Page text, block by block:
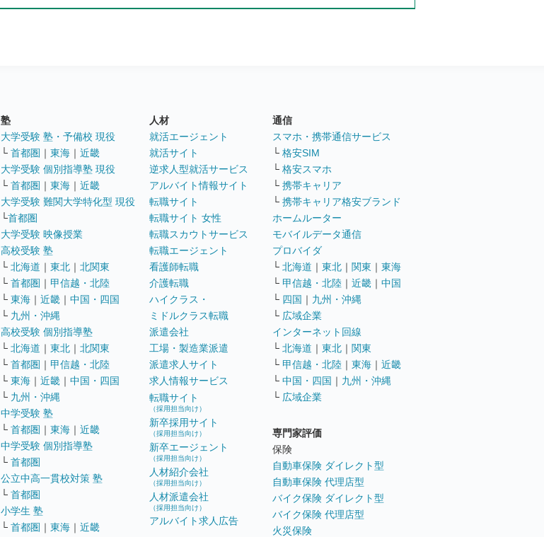
塾
大学受験 塾・予備校 現役
└ 首都圏 ｜ 東海 ｜ 近畿
大学受験 個別指導塾 現役
└ 首都圏 ｜ 東海 ｜ 近畿
大学受験 難関大学特化型 現役
└首都圏
大学受験 映像授業
高校受験 塾
└ 北海道 ｜ 東北 ｜ 北関東
└ 首都圏 ｜ 甲信越・北陸
└ 東海 ｜ 近畿 ｜ 中国・四国
└ 九州・沖縄
高校受験 個別指導塾
└ 北海道 ｜ 東北 ｜ 北関東
└ 首都圏 ｜ 甲信越・北陸
└ 東海 ｜ 近畿 ｜ 中国・四国
└ 九州・沖縄
中学受験 塾
└ 首都圏 ｜ 東海 ｜ 近畿
中学受験 個別指導塾
└ 首都圏
公立中高一貫校対策 塾
└ 首都圏
小学生 塾
└ 首都圏 ｜ 東海 ｜ 近畿
人材
就活エージェント
就活サイト
逆求人型就活サービス
アルバイト情報サイト
転職サイト
転職サイト 女性
転職スカウトサービス
転職エージェント
看護師転職
介護転職
ハイクラス・
ミドルクラス転職
派遣会社
工場・製造業派遣
派遣求人サイト
求人情報サービス
転職サイト
（採用担当向け）
新卒採用サイト
（採用担当向け）
新卒エージェント
（採用担当向け）
人材紹介会社
（採用担当向け）
人材派遣会社
（採用担当向け）
アルバイト求人広告
通信
スマホ・携帯通信サービス
└ 格安SIM
└ 格安スマホ
└ 携帯キャリア
└ 携帯キャリア格安ブランド
ホームルーター
モバイルデータ通信
プロバイダ
└ 北海道 ｜ 東北 ｜ 関東 ｜ 東海
└ 甲信越・北陸 ｜ 近畿 ｜ 中国
└ 四国 ｜ 九州・沖縄
└ 広域企業
インターネット回線
└ 北海道 ｜ 東北 ｜ 関東
└ 甲信越・北陸 ｜ 東海 ｜ 近畿
└ 中国・四国 ｜ 九州・沖縄
└ 広域企業
専門家評価
保険
自動車保険 ダイレクト型
自動車保険 代理店型
バイク保険 ダイレクト型
バイク保険 代理店型
火災保険